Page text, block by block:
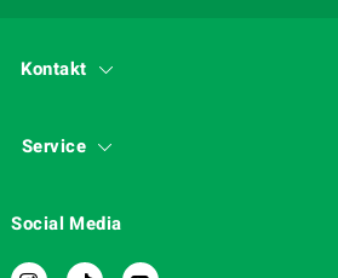
Kontakt
Service
Social Media